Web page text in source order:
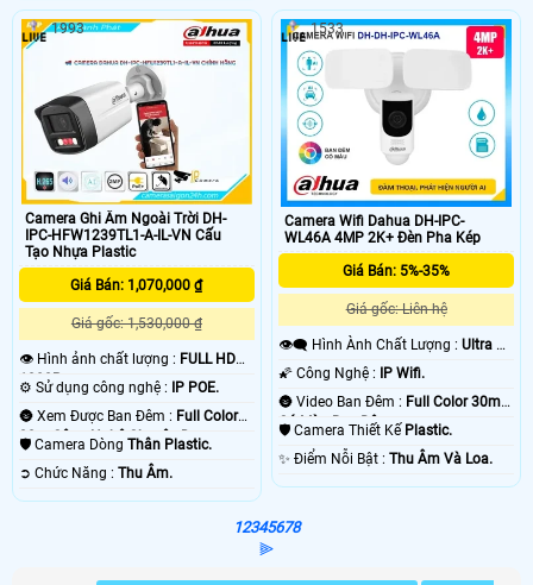
Camera Ghi Âm Ngoài Trời DH-
IPC-HFW1239TL1-A-IL-VN Cấu
Tạo Nhựa Plastic
Giá Bán: 1,070,000 ₫
Giá gốc: 1,530,000 ₫
👁 Hình ảnh chất lượng : FULL HD
1080P .
⚙ Sử dụng công nghệ :
IP POE.
🌚 Xem Được Ban Đêm : Full Color
30m Công Nghệ Chuyên Dụng.
🛡 Camera Dòng Thân Plastic.
️➲ Chức Năng : Thu Âm.
1993
Camera Wifi Dahua DH-IPC-
WL46A 4MP 2K+ Đèn Pha Kép
Giá Bán: 5%-35%
Giá gốc: Liên hệ
👁️‍🗨 Hình Ành Chất Lượng :Ultra 2k
+ .
🌠 Công Nghệ : IP Wifi.
🌚 Video Ban Đêm : Full Color 30m
Có Màu Ban Ðêm.
🛡 Camera Thiết Kế Plastic.
️✨ Điểm Nỗi Bật :Thu Âm Và Loa.
1533
12345678
⫸